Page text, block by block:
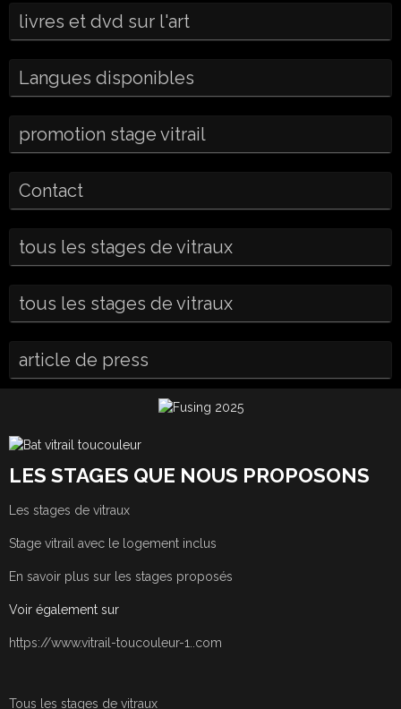
livres et dvd sur l'art
Langues disponibles
promotion stage vitrail
Contact
tous les stages de vitraux
tous les stages de vitraux
article de press
LES STAGES QUE NOUS PROPOSONS
Les stages de vitraux
Stage vitrail avec le logement inclus
En savoir plus sur les stages proposés
Voir également sur
https://www.vitrail-toucouleur-1..com
Tous les stages de vitraux